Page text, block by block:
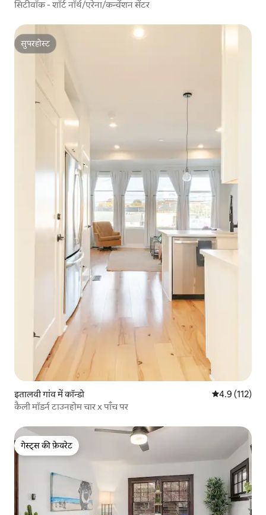
सिटीवॉक - शॉर्ट नॉर्थ/एरेना/कन्वेंशन सेंटर
सुपरहोस्ट
सुपरहोस्ट
इतालवी गांव में कॉन्डो औसत रेटिंग 5 में
4.9 (112)
कैली मॉडर्न टाउनहोम चार x पाँच पर
गेस्ट्स की फ़ेवरेट
गेस्ट्स की फ़ेवरेट